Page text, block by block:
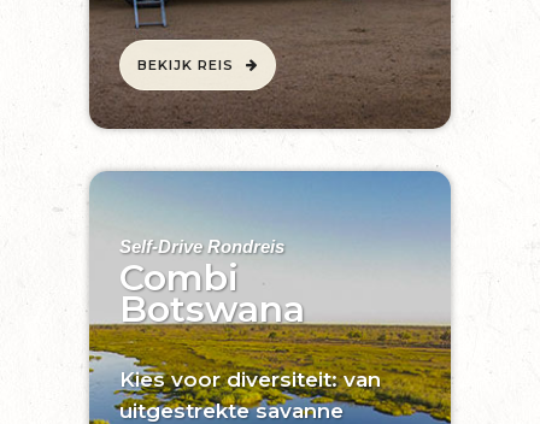
BEKIJK REIS
Self-Drive Rondreis
Combi
Botswana
Kies voor diversiteit: van
uitgestrekte savanne